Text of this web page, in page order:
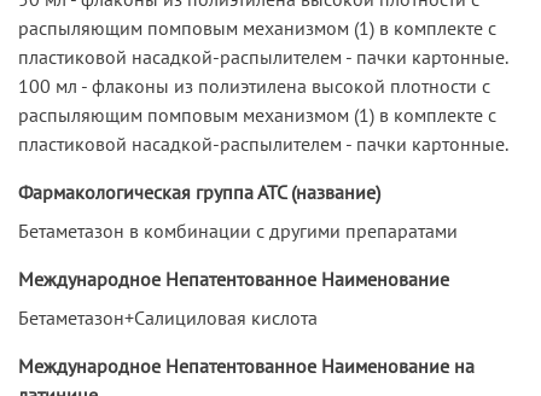
распыляющим помповым механизмом (1) в комплекте с
пластиковой насадкой-распылителем - пачки картонные.
100 мл - флаконы из полиэтилена высокой плотности с
распыляющим помповым механизмом (1) в комплекте с
пластиковой насадкой-распылителем - пачки картонные.
Фармакологическая группа АТС (название)
Бетаметазон в комбинации с другими препаратами
Международное Непатентованное Наименование
Бетаметазон+Салициловая кислота
Международное Непатентованное Наименование на